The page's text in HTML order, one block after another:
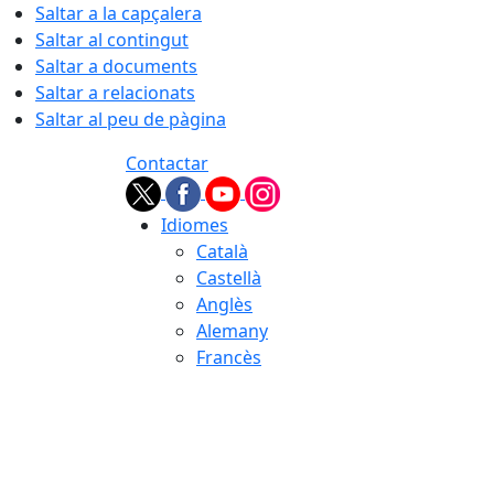
Saltar a la capçalera
Saltar al contingut
Saltar a documents
Saltar a relacionats
Saltar al peu de pàgina
Contactar
Idiomes
Català
Castellà
Anglès
Alemany
Francès